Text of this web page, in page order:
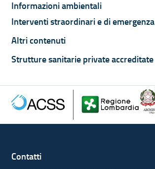
Informazioni ambientali
Interventi straordinari e di emergenza
Altri contenuti
Strutture sanitarie private accreditate
Contatti